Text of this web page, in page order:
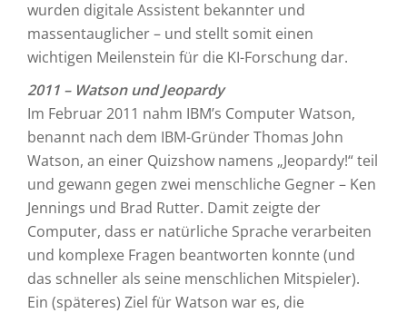
wurden digitale Assistent bekannter und
massentauglicher – und stellt somit einen
wichtigen Meilenstein für die KI-Forschung dar.
2011 – Watson und Jeopardy
Im Februar 2011 nahm IBM’s Computer Watson,
benannt nach dem IBM-Gründer Thomas John
Watson, an einer Quizshow namens „Jeopardy!“ teil
und gewann gegen zwei menschliche Gegner – Ken
Jennings und Brad Rutter. Damit zeigte der
Computer, dass er natürliche Sprache verarbeiten
und komplexe Fragen beantworten konnte (und
das schneller als seine menschlichen Mitspieler).
Ein (späteres) Ziel für Watson war es, die